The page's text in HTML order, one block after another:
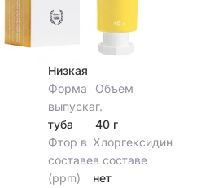
(RDA)
Абразивность
Низкая
Форма
выпуска
туба
Объем
г.
40 г
Фтор в
составе
(ppm)
Хлоргексидин
в составе
нет